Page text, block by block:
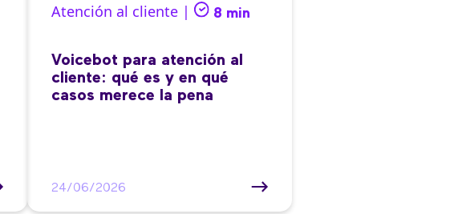
Atención al cliente | 8 min
Voicebot para atención al
cliente: qué es y en qué
casos merece la pena
24/06/2026